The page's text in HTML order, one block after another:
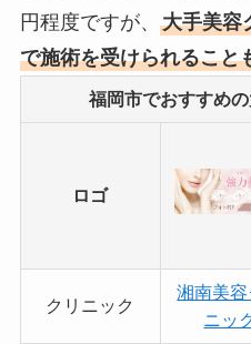
円程度ですが、 大手美容
で施術を受けられること
福岡市でおすすめ
ロゴ
クリニック
湘南美容
ニッ